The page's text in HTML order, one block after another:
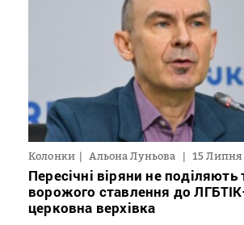
Колонки Альона Луньова 15 Липня
Пересічні віряни не поділяють
ворожого ставлення до
церковна верхівка